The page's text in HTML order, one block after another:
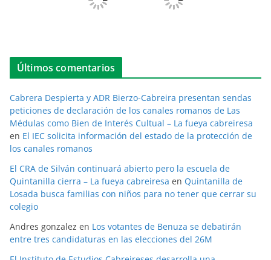
Últimos comentarios
Cabrera Despierta y ADR Bierzo-Cabreira presentan sendas
peticiones de declaración de los canales romanos de Las
Médulas como Bien de Interés Cultual – La fueya cabreiresa
en El IEC solicita información del estado de la protección de
los canales romanos
El CRA de Silván continuará abierto pero la escuela de
Quintanilla cierra – La fueya cabreiresa en Quintanilla de
Losada busca familias con niños para no tener que cerrar su
colegio
Andres gonzalez en Los votantes de Benuza se debatirán
entre tres candidaturas en las elecciones del 26M